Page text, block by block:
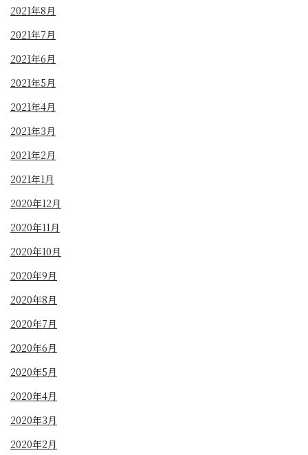
2021年8月
2021年7月
2021年6月
2021年5月
2021年4月
2021年3月
2021年2月
2021年1月
2020年12月
2020年11月
2020年10月
2020年9月
2020年8月
2020年7月
2020年6月
2020年5月
2020年4月
2020年3月
2020年2月